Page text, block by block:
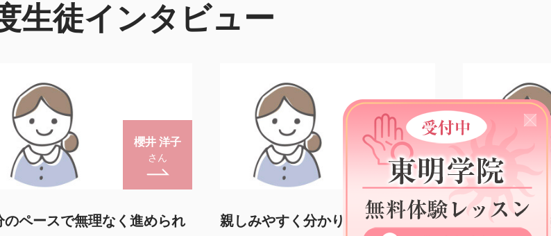
生徒インタビュー
K.H.
さん
みやすく分かりやすかった
佐野 奈央
さん
人生・性格をずばり言い当てるの
線の意味が